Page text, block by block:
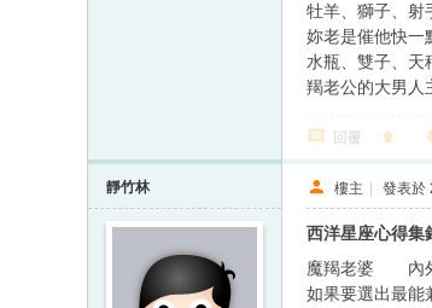
牡羊、獅子、射
妳老是催他快一
水瓶、雙子、天
羯老公的大男人
回覆
靜竹林 樓主 | 發表於
西洋星座心得集
魔羯老婆 內
如果要選出最能